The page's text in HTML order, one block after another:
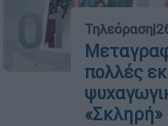
01 Τηλεόραση|
πολλές
«Σκληρή»